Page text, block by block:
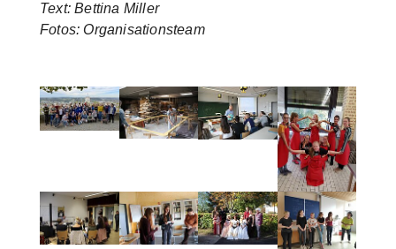
Text: Bettina Miller
Fotos: Organisationsteam
Show larger versionShow larger versionShow larger version
Show larger
Show larger versionShow larger versionShow larger version
Show larger